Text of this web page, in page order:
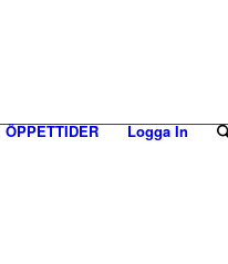
ÖPPETTIDER Logga In